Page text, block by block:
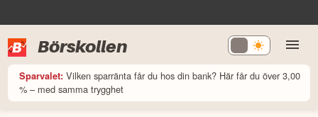
Börskollen
Sparvalet: Vilken sparränta får du hos din bank? Här får du över 3,00
% – med samma trygghet